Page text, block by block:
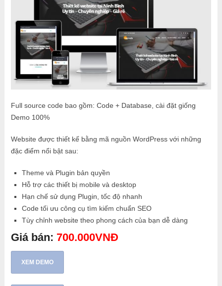
Full source code bao gồm: Code + Database, cài đặt giống
Demo 100%
Website được thiết kế bằng mã nguồn WordPress với những
đặc điểm nổi bật sau:
Theme và Plugin bản quyền
Hỗ trợ các thiết bị mobile và desktop
Hạn chế sử dụng Plugin, tốc độ nhanh
Code tối ưu công cụ tìm kiếm chuẩn SEO
Tùy chỉnh website theo phong cách của bạn dễ dàng
Giá bán: 700.000VNĐ
XEM DEMO